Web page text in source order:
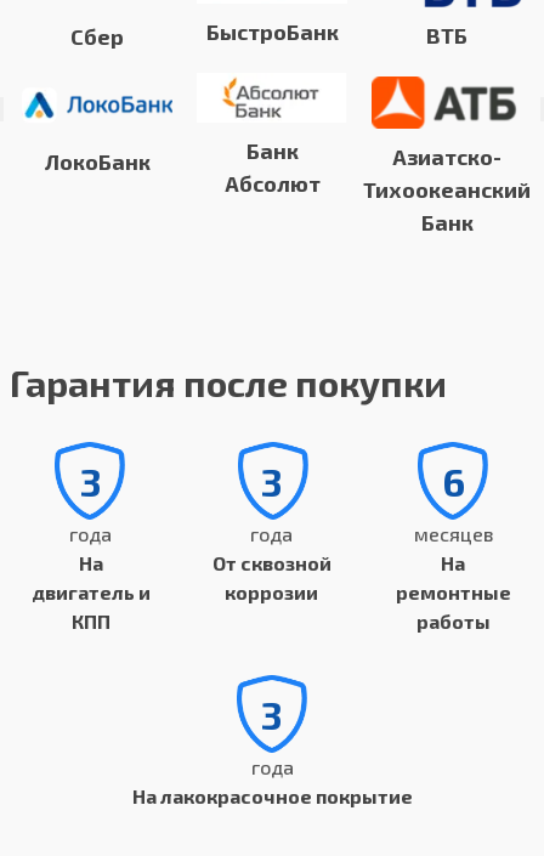
Сбер
ЛокоБанк
БыстроБанк
Банк
Абсолют
ВТБ
Азиатско-
Тихоокеанский
Банк
Гарантия после покупки
3
года
На
двигатель и
КПП
3
года
От сквозной
коррозии
6
месяцев
На
ремонтные
работы
3
года
На лакокрасочное покрытие